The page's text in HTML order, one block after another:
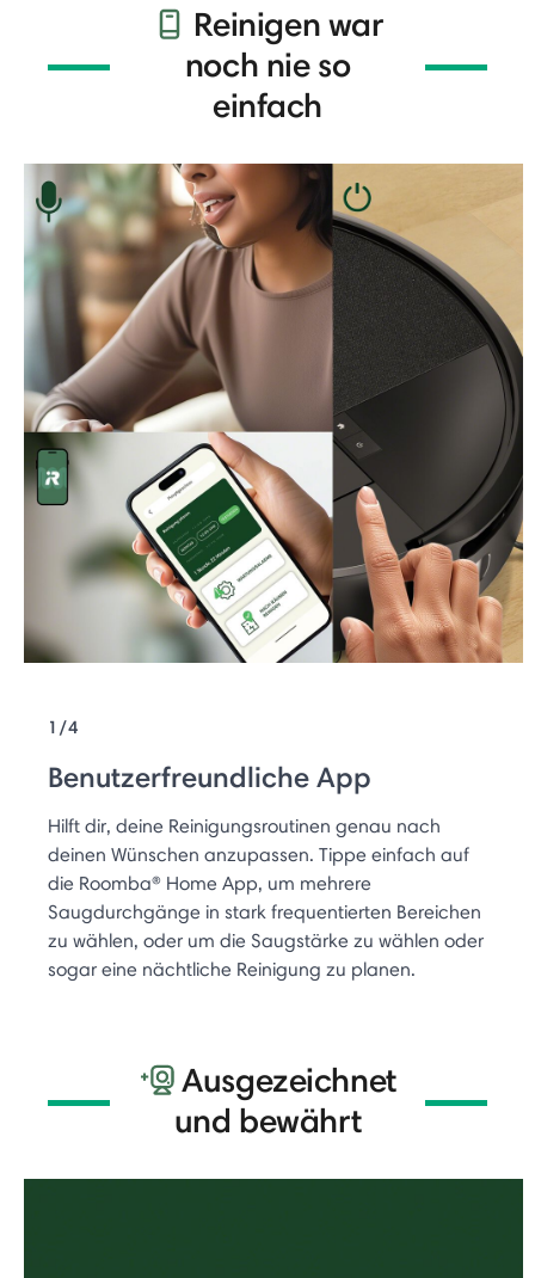
Reinigen war
noch nie so
einfach
1/4
Benutzerfreundliche App
Hilft dir, deine Reinigungsroutinen genau nach
deinen Wünschen anzupassen. Tippe einfach auf
die Roomba® Home App, um mehrere
Saugdurchgänge in stark frequentierten Bereichen
zu wählen, oder um die Saugstärke zu wählen oder
sogar eine nächtliche Reinigung zu planen.
Ausgezeichnet
und bewährt